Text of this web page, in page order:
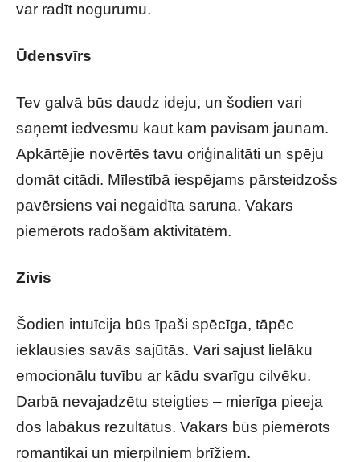
var radīt nogurumu.
Ūdensvīrs
Tev galvā būs daudz ideju, un šodien vari
saņemt iedvesmu kaut kam pavisam jaunam.
Apkārtējie novērtēs tavu oriģinalitāti un spēju
domāt citādi. Mīlestībā iespējams pārsteidzošs
pavērsiens vai negaidīta saruna. Vakars
piemērots radošām aktivitātēm.
Zivis
Šodien intuīcija būs īpaši spēcīga, tāpēc
ieklausies savās sajūtās. Vari sajust lielāku
emocionālu tuvību ar kādu svarīgu cilvēku.
Darbā nevajadzētu steigties – mierīga pieeja
dos labākus rezultātus. Vakars būs piemērots
romantikai un mierpilniem brīžiem.